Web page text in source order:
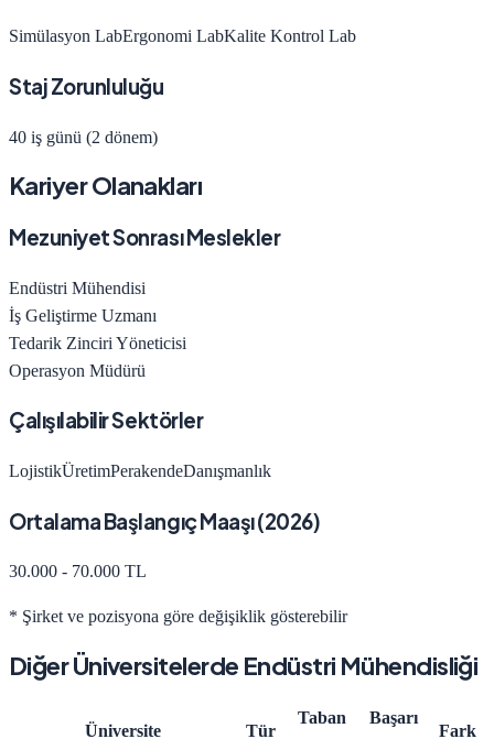
Simülasyon LabErgonomi LabKalite Kontrol Lab
Staj Zorunluluğu
40 iş günü (2 dönem)
Kariyer Olanakları
Mezuniyet Sonrası Meslekler
Endüstri Mühendisi
İş Geliştirme Uzmanı
Tedarik Zinciri Yöneticisi
Operasyon Müdürü
Çalışılabilir Sektörler
LojistikÜretimPerakendeDanışmanlık
Ortalama Başlangıç Maaşı (2026)
30.000 - 70.000 TL
* Şirket ve pozisyona göre değişiklik gösterebilir
Diğer Üniversitelerde Endüstri Mühendisliği
Üniversite Tür
Taban
Başarı
Fark